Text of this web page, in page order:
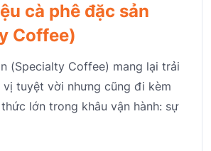
cà phê đặc sản
Coffee)
(Specialty Coffee) mang lại trải
vị tuyệt vời nhưng cũng đi kèm
lớn trong khâu vận hành: sự